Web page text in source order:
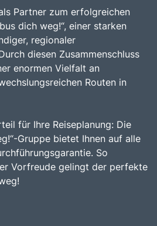
Partner zum erfolgreichen
dich weg!“, einer starken
regionaler
diesen Zusammenschluss
enormen Vielfalt an
Routen in
für Ihre Reiseplanung: Die
Gruppe bietet Ihnen auf alle
So
Vorfreude gelingt der perfekte